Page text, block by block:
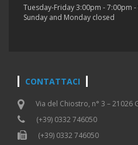
Tuesday-Friday 3:00pm - 7:00pm
Sunday and Monday closed
CONTATTACI
Via del Chiostro, n° 3 – 21026
(+39) 0332 746050
(+39) 0332 746050